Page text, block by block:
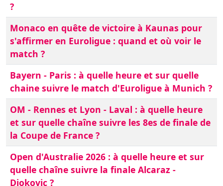
?
Monaco en quête de victoire à Kaunas pour
s'affirmer en Euroligue : quand et où voir le
match ?
Bayern - Paris : à quelle heure et sur quelle
chaine suivre le match d'Euroligue à Munich ?
OM - Rennes et Lyon - Laval : à quelle heure
et sur quelle chaîne suivre les 8es de finale de
la Coupe de France ?
Open d'Australie 2026 : à quelle heure et sur
quelle chaîne suivre la finale Alcaraz -
Djokovic ?